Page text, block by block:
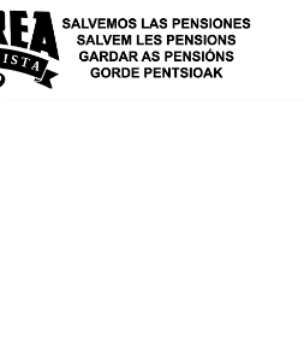
Saltar
al
contenido